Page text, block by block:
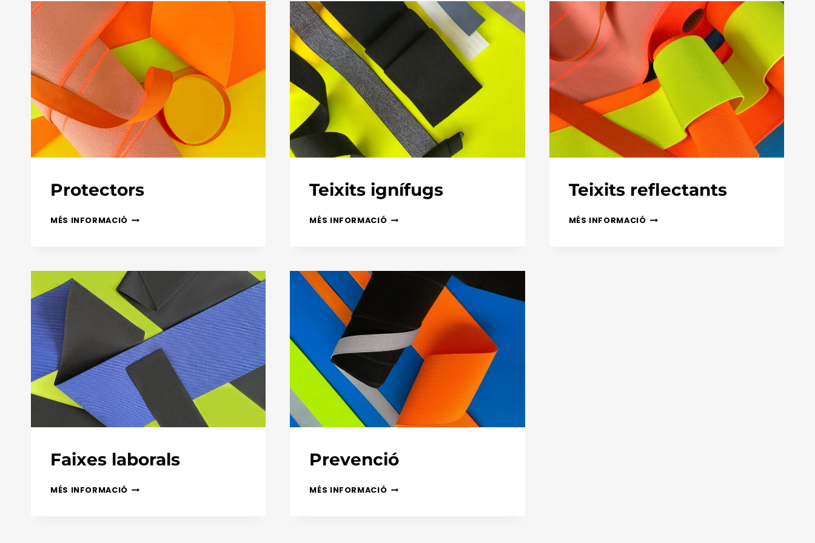
Protectors
MÉS INFORMACIÓPROTECTORS
Teixits ignífugs
MÉS INFORMACIÓTEIXITS
Teixits reflectants
MÉS INFORMACIÓTEIXITS
Faixes laborals
MÉS INFORMACIÓFAIXES
Prevenció
MÉS INFORMACIÓPREVENCIÓ